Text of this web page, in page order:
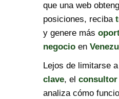
que una web
posiciones, reciba
y genere más
negocio en
Lejos de limitarse
clave, el consultor
analiza cómo